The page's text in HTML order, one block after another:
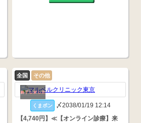
全国 その他
くまポン
〆2038/01/19 12:14
【4,740円】≪【オンライン診療】来